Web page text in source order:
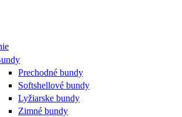
Prechodné bundy
Softshellové bundy
Lyžiarske bundy
Zimné bundy